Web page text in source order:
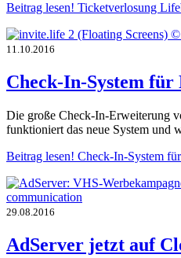
Beitrag lesen! Ticketverlosung
11.10.2016
Check-In-System für
Die große Check-In-Erweiterung
funktioniert das neue System und
Beitrag lesen! Check-In-System
29.08.2016
AdServer jetzt auf